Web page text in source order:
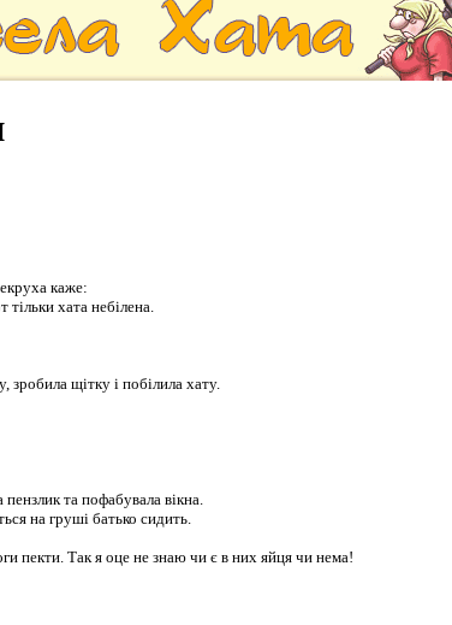
каже:
хата небілена.
зробила щітку і побілила хату.
пензлик та пофабувала вікна.
на груші батько сидить.
пекти. Так я оце не знаю чи є в них яйця чи нема!